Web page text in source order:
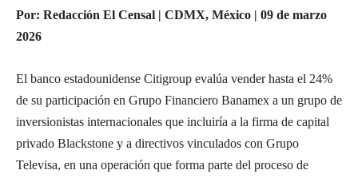
Por: Redacción El Censal | CDMX, México | 09 de marzo
2026
El banco estadounidense Citigroup evalúa vender hasta el 24%
de su participación en Grupo Financiero Banamex a un grupo de
inversionistas internacionales que incluiría a la firma de capital
privado Blackstone y a directivos vinculados con Grupo
Televisa, en una operación que forma parte del proceso de